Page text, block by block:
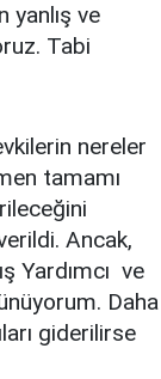
yanlış ve
Tabi
nereler
tamamı
Ancak,
Yardımcı ve
Daha
giderilirse